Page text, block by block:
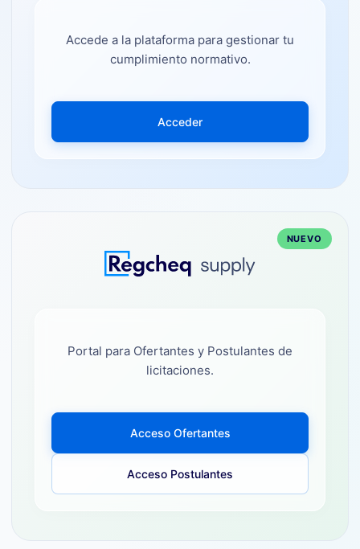
Accede a la plataforma para gestionar tu
cumplimiento normativo.
Acceder
NUEVO
Portal para Ofertantes y Postulantes de
licitaciones.
Acceso Ofertantes
Acceso Postulantes